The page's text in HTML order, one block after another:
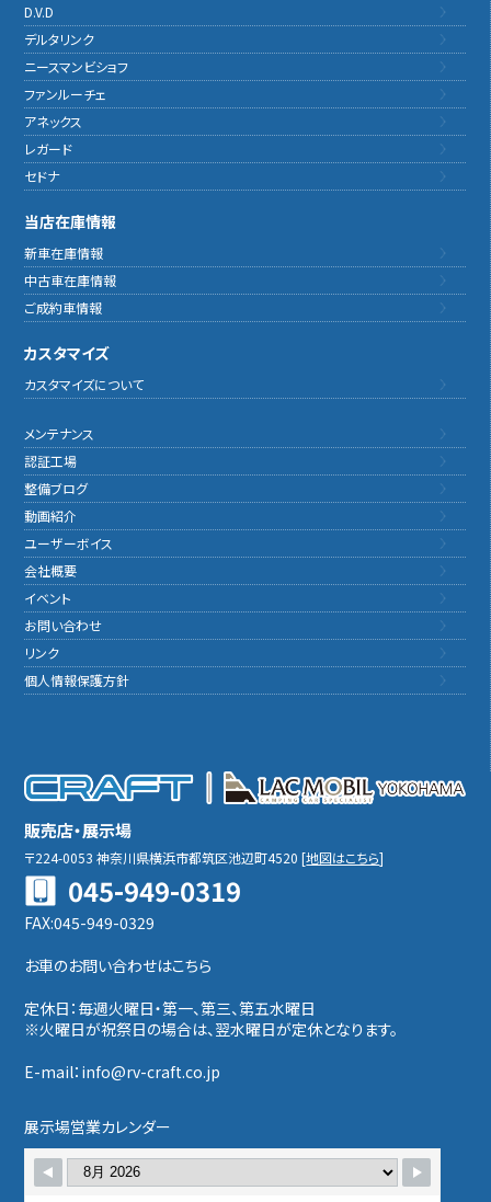
D.V.D
デルタリンク
ニースマンビショフ
ファンルーチェ
アネックス
レガード
セドナ
当店在庫情報
新車在庫情報
中古車在庫情報
ご成約車情報
カスタマイズ
カスタマイズについて
メンテナンス
認証工場
整備ブログ
動画紹介
ユーザーボイス
会社概要
イベント
お問い合わせ
リンク
個人情報保護方針
販売店・展示場
〒224-0053神奈川県横浜市都筑区池辺町4520[地図はこちら]
045-949-0319
FAX:045-949-0329
お車のお問い合わせはこちら
定休日：毎週火曜日・第一、第三、第五水曜日
※火曜日が祝祭日の場合は、翌水曜日が定休となります。
E-mail：info@rv-craft.co.jp
展示場営業カレンダー